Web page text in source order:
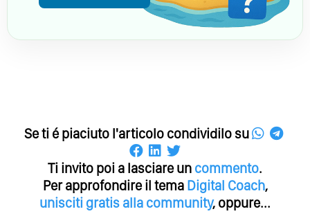
Se ti é piaciuto l'articolo condividilo su
Ti invito poi a lasciare un commento.
Per approfondire il tema Digital Coach,
unisciti gratis alla community, oppure...